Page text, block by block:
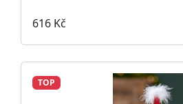
616 Kč
TOP